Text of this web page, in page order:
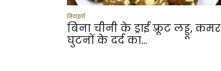
मिठाइयाँ
बिना चीनी के ड्राई फ़्रूट लड्डू, कमर
घुटनों के दर्द का...